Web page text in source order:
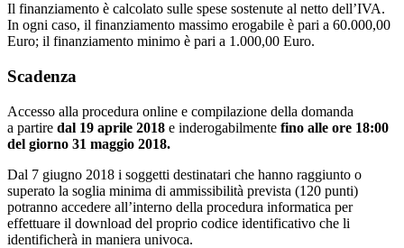
Il finanziamento è calcolato sulle spese sostenute al netto dell’IVA.
In ogni caso, il finanziamento massimo erogabile è pari a 60.000,00
Euro; il finanziamento minimo è pari a 1.000,00 Euro.
Scadenza
Accesso alla procedura online e compilazione della domanda
a partire dal 19 aprile 2018 e inderogabilmente fino alle ore 18:00
del giorno 31 maggio 2018.
Dal 7 giugno 2018 i soggetti destinatari che hanno raggiunto o
superato la soglia minima di ammissibilità prevista (120 punti)
potranno accedere all’interno della procedura informatica per
effettuare il download del proprio codice identificativo che li
identificherà in maniera univoca.